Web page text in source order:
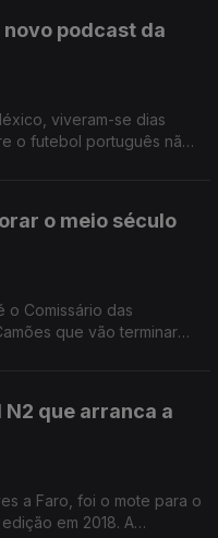
podcast da
viveram-se dias
o futebol português não
o meio século
o Comissário das
que vão terminar
que arranca a
a Faro, foi o mote para o
em 2018. A